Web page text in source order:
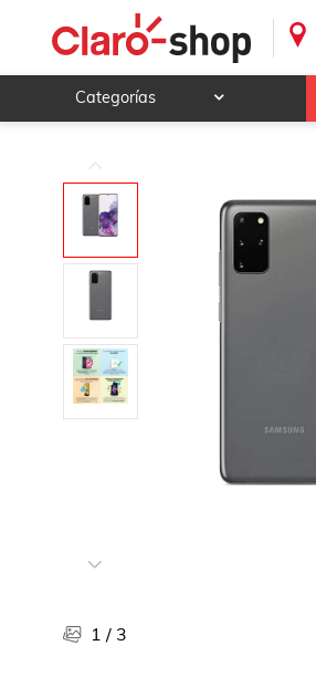
Categorías
Videojuegos
Hogar y jardín
Deportes y ocio
Ferretería y autos
Ropa, calzado y accesorios
Mamá y bebé
Otras categorías
Súpermercado
1 / 3